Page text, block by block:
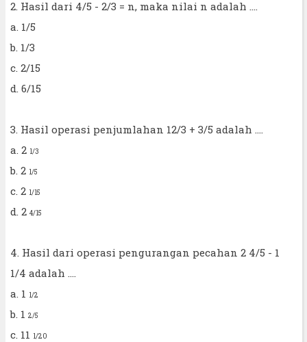
2. Hasil dari 4/5 - 2/3 = n, maka nilai n adalah ....
a. 1/5
b. 1/3
c. 2/15
d. 6/15
3. Hasil operasi penjumlahan 12/3 + 3/5 adalah ....
a. 2 1/3
b. 2 1/5
c. 2 1/15
d. 2 4/15
4. Hasil dari operasi pengurangan pecahan 2 4/5 - 1
1/4 adalah ....
a. 1 1/2
b. 1 2/5
c. 11 1/20